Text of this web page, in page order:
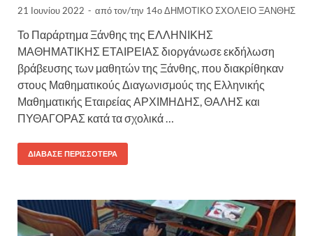
21 Ιουνίου 2022 - από τον/την 14ο ΔΗΜΟΤΙΚΟ ΣΧΟΛΕΙΟ ΞΑΝΘΗΣ
Το Παράρτημα Ξάνθης της ΕΛΛΗΝΙΚΗΣ
ΜΑΘΗΜΑΤΙΚΗΣ ΕΤΑΙΡΕΙΑΣ διοργάνωσε εκδήλωση
βράβευσης των μαθητών της Ξάνθης, που διακρίθηκαν
στους Μαθηματικούς Διαγωνισμούς της Ελληνικής
Μαθηματικής Εταιρείας ΑΡΧΙΜΗΔΗΣ, ΘΑΛΗΣ και
ΠΥΘΑΓΟΡΑΣ κατά τα σχολικά …
ΔΙΆΒΑΣΕ ΠΕΡΙΣΣΌΤΕΡΑ